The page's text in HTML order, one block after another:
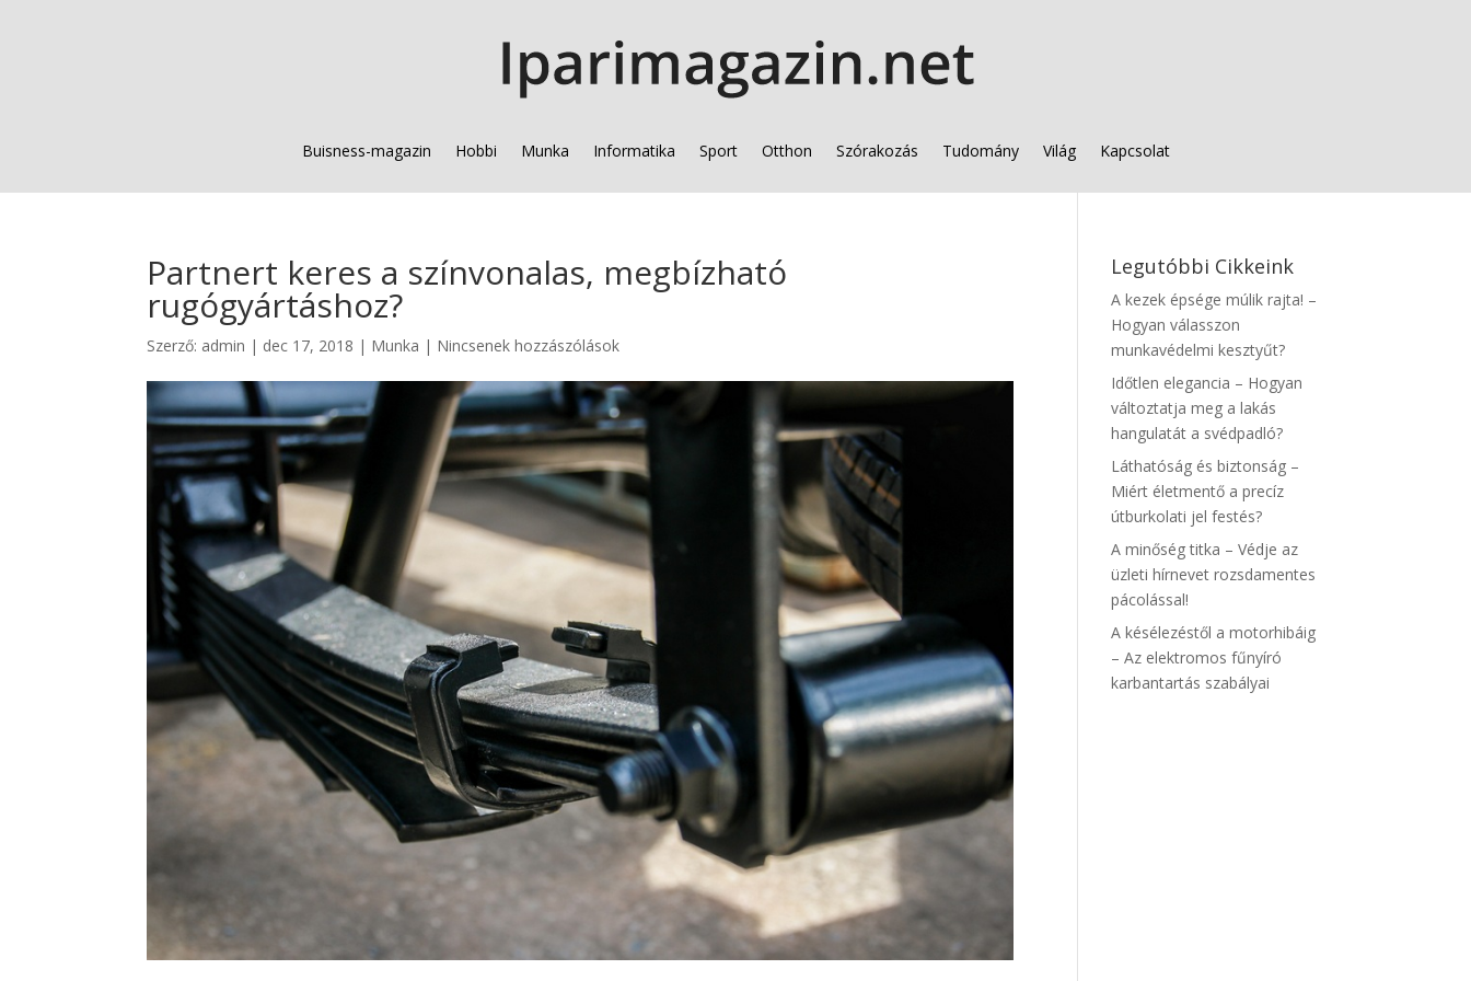
Buisness-magazin Hobbi Munka Informatika Sport Otthon Szórakozás Tudomány Világ Kapcsolat
Partnert keres a színvonalas, megbízható
rugógyártáshoz?
Szerző: admin | dec 17, 2018 | Munka | Nincsenek hozzászólások
Legutóbbi Cikkeink
A kezek épsége múlik rajta! –
Hogyan válasszon
munkavédelmi kesztyűt?
Időtlen elegancia – Hogyan
változtatja meg a lakás
hangulatát a svédpadló?
Láthatóság és biztonság –
Miért életmentő a precíz
útburkolati jel festés?
A minőség titka – Védje az
üzleti hírnevet rozsdamentes
pácolással!
A késélezéstől a motorhibáig
– Az elektromos fűnyíró
karbantartás szabályai